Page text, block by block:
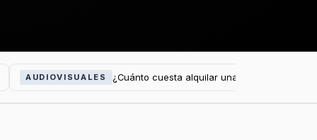
AUDIOVISUALES ¿Cuánto cuesta alquilar una pantalla LED